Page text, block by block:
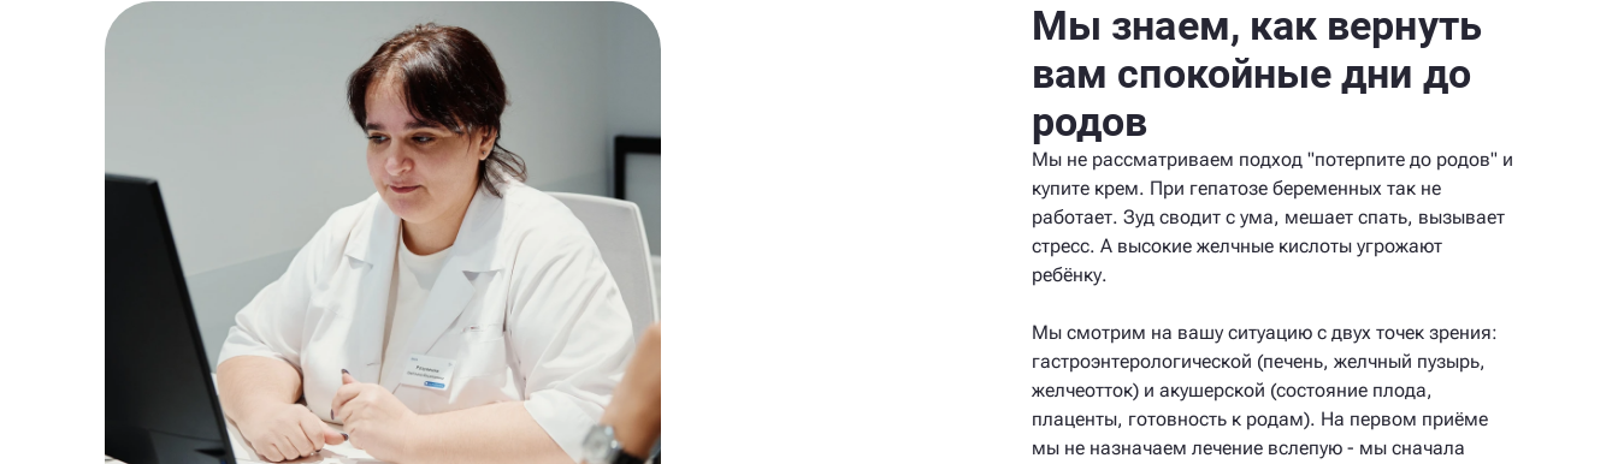
Мы знаем, как вернуть
вам спокойные дни до
родов
Мы не рассматриваем подход "потерпите до родов" и
купите крем. При гепатозе беременных так не
работает. Зуд сводит с ума, мешает спать, вызывает
стресс. А высокие желчные кислоты угрожают
ребёнку.
Мы смотрим на вашу ситуацию с двух точек зрения:
гастроэнтерологической (печень, желчный пузырь,
желчеотток) и акушерской (состояние плода,
плаценты, готовность к родам). На первом приёме
мы не назначаем лечение вслепую - мы сначала